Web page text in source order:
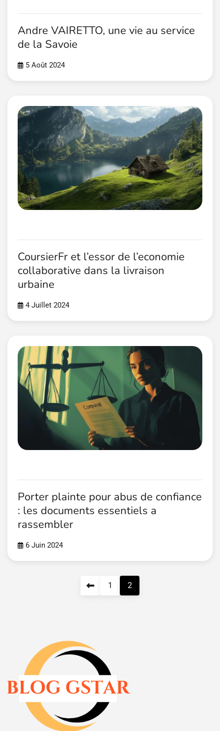
Andre VAIRETTO, une vie au service
de la Savoie
5 Août 2024
CoursierFr et l’essor de l’economie
collaborative dans la livraison
urbaine
4 Juillet 2024
Porter plainte pour abus de confiance
: les documents essentiels a
rassembler
6 Juin 2024
1 2